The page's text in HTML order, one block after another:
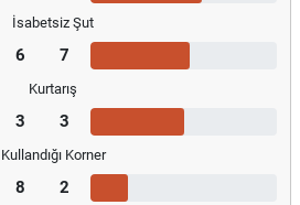
İsabetsiz Şut
6 7
Kurtarış
3 3
Kullandığı Korner
8 2